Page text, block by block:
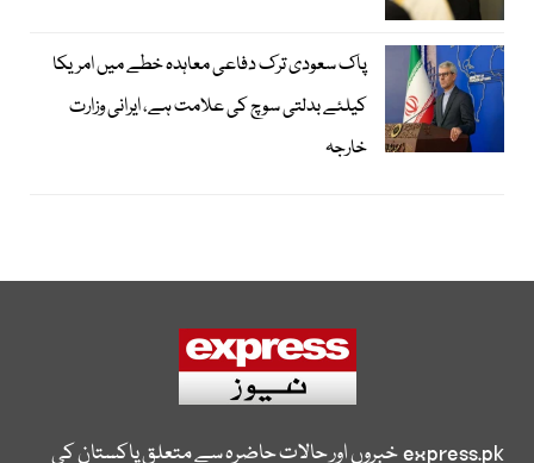
پاک سعودی ترک دفاعی معاہدہ خطے میں امریکا
کیلئے بدلتی سوچ کی علامت ہے، ایرانی وزارت
خارجہ
express.pkخبروں اور حالات حاضرہ سے متعلق پاکستان کی